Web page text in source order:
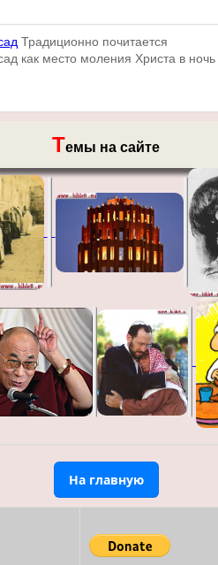
Традиционно почитается
как место моления Христа в ночь
Темы на сайте
На главную